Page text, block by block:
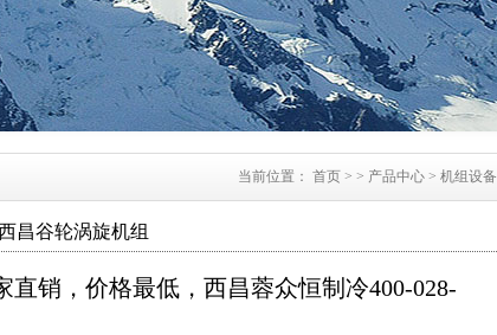
当前位置： 首页 > > 产品中心 > 机组设备
昌谷轮涡旋机组
直销，价格最低，西昌蓉众恒制冷400-028-